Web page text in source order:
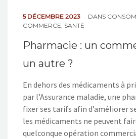
5 DÉCEMBRE 2023 DANS
COMMERCE SANTÉ
Pharmacie : un
un autre ?
En dehors des médicaments à
par l’Assurance maladie, une
fixer ses tarifs afin d’améliorer
les médicaments ne peuvent
quelconque opération